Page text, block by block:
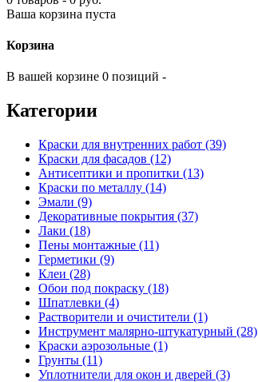
Ваша корзина пуста
Корзина
В вашей корзине 0 позиций -
Категории
Краски для внутренних работ (39)
Краски для фасадов (12)
Антисептики и пропитки (13)
Краски по металлу (14)
Эмали (9)
Декоративные покрытия (37)
Лаки (18)
Пены монтажные (11)
Герметики (9)
Клеи (28)
Обои под покраску (18)
Шпатлевки (4)
Растворители и очистители (1)
Инструмент малярно-штукатурный (28)
Краски аэрозольные (1)
Грунты (11)
Уплотнители для окон и дверей (3)